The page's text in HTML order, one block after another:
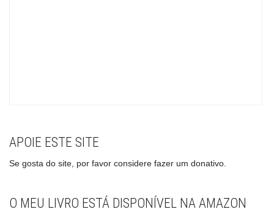
APOIE ESTE SITE
Se gosta do site, por favor considere fazer um donativo.
O MEU LIVRO ESTÁ DISPONÍVEL NA AMAZON